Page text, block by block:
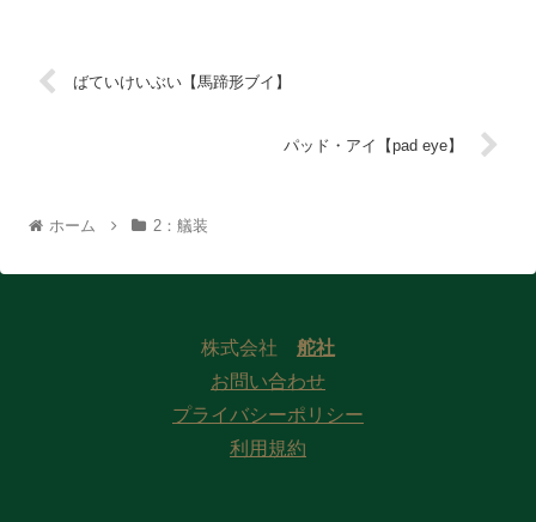
ばていけいぶい【馬蹄形ブイ】
パッド・アイ【pad eye】
ホーム 2：艤装
株式会社 舵社
お問い合わせ
プライバシーポリシー
利用規約